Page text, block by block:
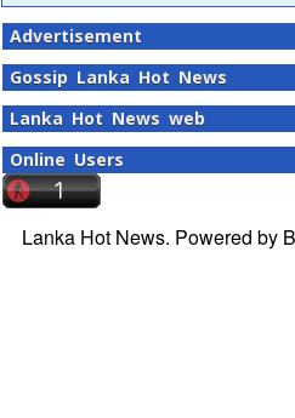
Advertisement
Gossip Lanka Hot News
Lanka Hot News web
Online Users
Lanka Hot News. Powered by